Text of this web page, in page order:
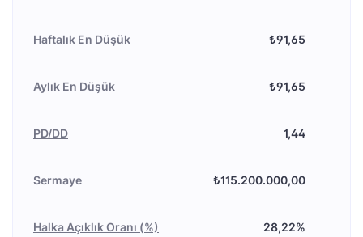
Haftalık En Düşük ₺91,65
Aylık En Düşük ₺91,65
PD/DD 1,44
Sermaye ₺115.200.000,00
Halka Açıklık Oranı (%) 28,22%